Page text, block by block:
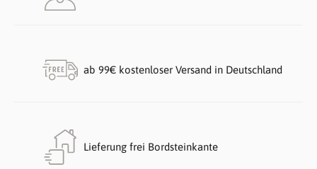
ab 99€ kostenloser Versand in Deutschland
Lieferung frei Bordsteinkante